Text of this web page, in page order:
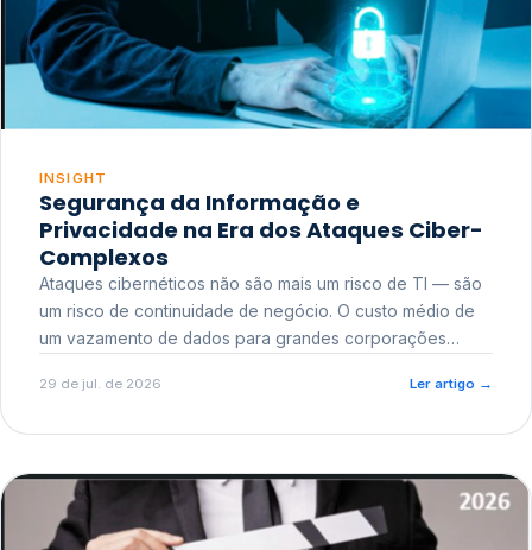
INSIGHT
Segurança da Informação e
Privacidade na Era dos Ataques Ciber-
Complexos
Ataques cibernéticos não são mais um risco de TI — são
um risco de continuidade de negócio. O custo médio de
um vazamento de dados para grandes corporações
reputacional e o risco regulatório junto a órgãos como a
29 de jul. de 2026 Ler artigo →